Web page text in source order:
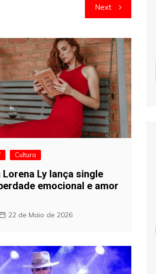
Next
Cultura
Lorena Ly lança single
emocional e amor
22 de Maio de 2026